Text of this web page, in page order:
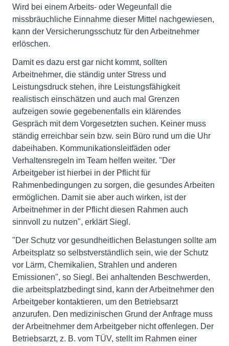
Wird bei einem Arbeits- oder Wegeunfall die
missbräuchliche Einnahme dieser Mittel nachgewiesen,
kann der Versicherungsschutz für den Arbeitnehmer
erlöschen.
Damit es dazu erst gar nicht kommt, sollten
Arbeitnehmer, die ständig unter Stress und
Leistungsdruck stehen, ihre Leistungsfähigkeit
realistisch einschätzen und auch mal Grenzen
aufzeigen sowie gegebenenfalls ein klärendes
Gespräch mit dem Vorgesetzten suchen. Keiner muss
ständig erreichbar sein bzw. sein Büro rund um die Uhr
dabeihaben. Kommunikationsleitfäden oder
Verhaltensregeln im Team helfen weiter. "Der
Arbeitgeber ist hierbei in der Pflicht für
Rahmenbedingungen zu sorgen, die gesundes Arbeiten
ermöglichen. Damit sie aber auch wirken, ist der
Arbeitnehmer in der Pflicht diesen Rahmen auch
sinnvoll zu nutzen", erklärt Siegl.
"Der Schutz vor gesundheitlichen Belastungen sollte am
Arbeitsplatz so selbstverständlich sein, wie der Schutz
vor Lärm, Chemikalien, Strahlen und anderen
Emissionen", so Siegl. Bei anhaltenden Beschwerden,
die arbeitsplatzbedingt sind, kann der Arbeitnehmer den
Arbeitgeber kontaktieren, um den Betriebsarzt
anzurufen. Den medizinischen Grund der Anfrage muss
der Arbeitnehmer dem Arbeitgeber nicht offenlegen. Der
Betriebsarzt, z. B. vom TÜV, stellt im Rahmen einer